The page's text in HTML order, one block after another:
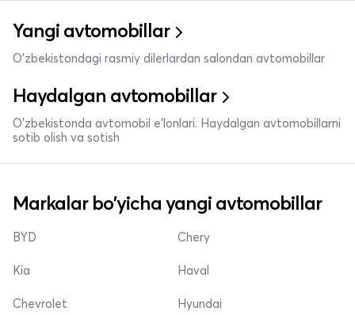
Yangi avtomobillar
O'zbekistondagi rasmiy dilerlardan salondan avtomobillar
Haydalgan avtomobillar
O'zbekistonda avtomobil e’lonlari. Haydalgan avtomobillarni
sotib olish va sotish
Markalar bo'yicha yangi avtomobillar
BYD
Kia
Chevrolet
Chery
Haval
Hyundai